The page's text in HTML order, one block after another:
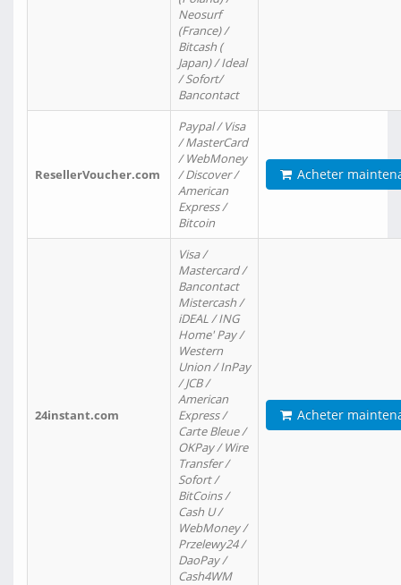
Neosurf
(France) /
Bitcash (
Japan) / Ideal
/ Sofort/
Bancontact
ResellerVoucher.com
Paypal / Visa
/ MasterCard
/ WebMoney
/ Discover /
American
Express /
Bitcoin
Acheter
24instant.com
Visa /
Mastercard /
Bancontact
Mistercash /
iDEAL / ING
Home' Pay /
Western
Union / InPay
/ JCB /
American
Express /
Carte Bleue /
OKPay / Wire
Transfer /
Sofort /
BitCoins /
Cash U /
WebMoney /
Przelewy24 /
DaoPay /
Cash4WM
Acheter